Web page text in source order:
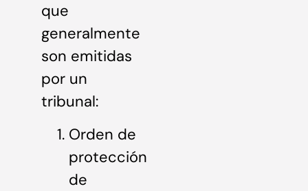
que
generalmente
son emitidas
por un
tribunal:
Orden de
protección
de